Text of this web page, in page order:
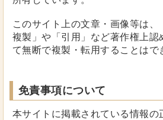
このサイト上の文章・画像等は、
複製」や「引用」など著作権上認
て無断で複製・転用することはで
免責事項について
本サイトに掲載されている情報の